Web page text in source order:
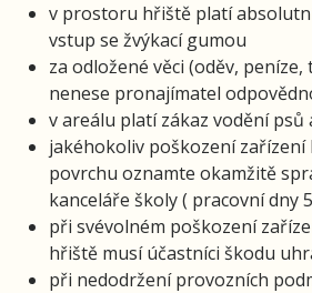
v prostoru hřiště platí
vstup se žvýkací gumou
za odložené věci (oděv,
nenese pronajímatel
v areálu platí zákaz vodění psů
jakéhokoliv poškození
povrchu oznamte okamžitě
kanceláře školy ( pracovní dny
při svévolném poškození
hřiště musí účastníci škodu
při nedodržení provozních